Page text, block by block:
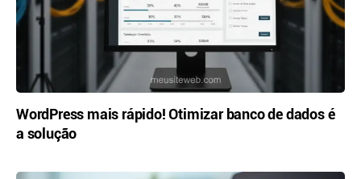
WordPress mais rápido! Otimizar banco de dados é
a solução